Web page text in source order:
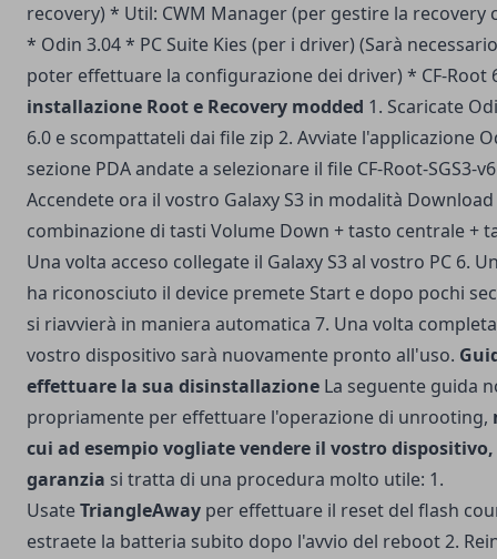
recovery) * Util: CWM Manager (per gestire la recovery
* Odin 3.04* PC Suite Kies (per i driver) (Sarà
poter effettuare la configurazione dei driver) * CF-Root
installazione Root e Recovery modded 1. Scaricate
6.0 e scompattateli dai file zip 2. Avviate l'applicazione
sezione PDA andate a selezionare il file CF-Root-SGS3-
Accendete ora il vostro Galaxy S3 in modalità
combinazione di tasti Volume Down + tasto centrale +
Una volta acceso collegate il Galaxy S3 al vostro PC 6.
ha riconosciuto il device premete Start e dopo pochi
si riavvierà in maniera automatica 7. Una volta
vostro dispositivo sarà nuovamente pronto all'uso.
effettuare la sua disinstallazione La seguente guida
propriamente per effettuare l'operazione di unrooting,
cui ad esempio vogliate vendere il vostro
garanzia si tratta di una procedura molto utile: 1.
UsateTriangleAway per effettuare il reset del flash
estraete la batteria subito dopo l'avvio del reboot 2.